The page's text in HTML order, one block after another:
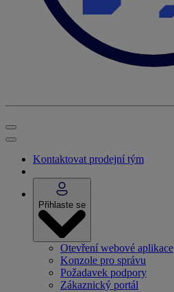
Kontaktovat prodejní tým
Přihlaste se
Otevření webové aplikace
Konzole pro správu
Požadavek podpory
Zákaznický portál